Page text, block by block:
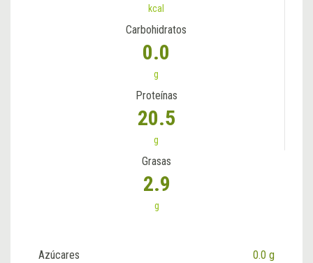
kcal
Carbohidratos
0.0
g
Proteínas
20.5
g
Grasas
2.9
g
Azúcares
0.0 g